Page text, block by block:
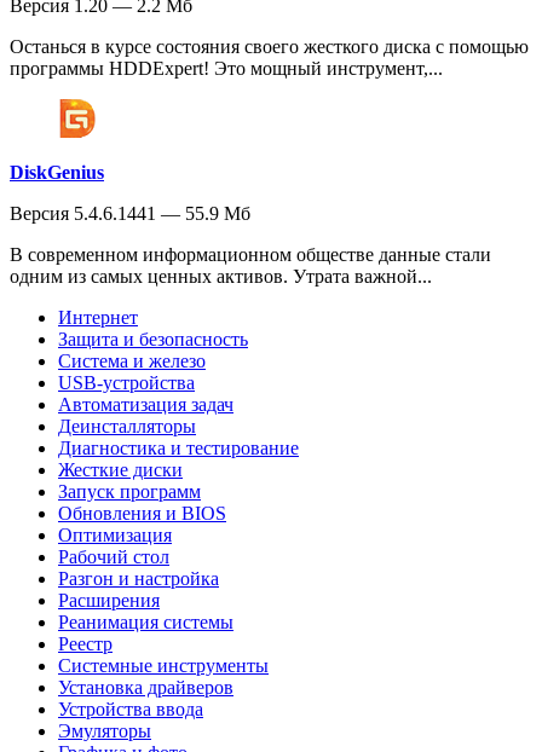
Версия 1.20 — 2.2 Мб
Останься в курсе состояния своего жесткого диска с помощью
программы HDDExpert! Это мощный инструмент,...
DiskGenius
Версия 5.4.6.1441 — 55.9 Мб
В современном информационном обществе данные стали
одним из самых ценных активов. Утрата важной...
Интернет
Защита и безопасность
Система и железо
USB-устройства
Автоматизация задач
Деинсталляторы
Диагностика и тестирование
Жесткие диски
Запуск программ
Обновления и BIOS
Оптимизация
Рабочий стол
Разгон и настройка
Расширения
Реанимация системы
Реестр
Системные инструменты
Установка драйверов
Устройства ввода
Эмуляторы